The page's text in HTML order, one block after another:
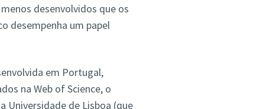
desenvolvidos que os
desempenha um papel
em Portugal,
na Web of Science, o
Universidade de Lisboa (que